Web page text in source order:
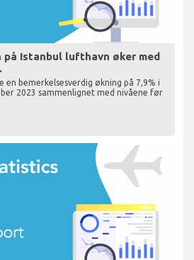
Istanbul lufthavn øker med
en bemerkelsesverdig økning på 7,9% i
2023 sammenlignet med nivåene før